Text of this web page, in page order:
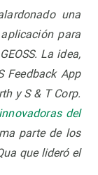
una
para
La idea,
Feedback App
y S & T Corp.
del
parte de los
que lideró el